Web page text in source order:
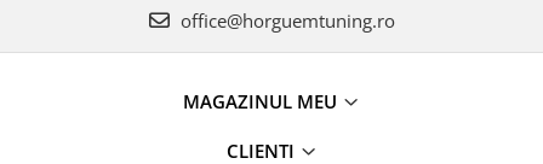
office@horguemtuning.ro
MAGAZINUL MEU
CLIENTI